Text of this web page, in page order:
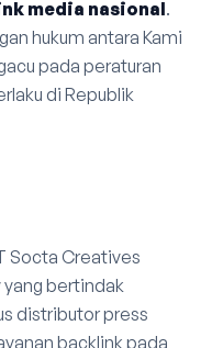
media nasional.
hukum antara Kami
pada peraturan
di Republik
Socta Creatives
yang bertindak
distributor press
backlink pada